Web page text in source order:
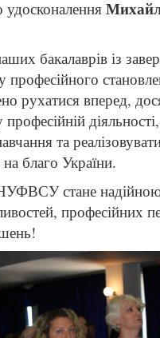
удосконалення
бакалаврів із
професійного
рухатися вперед,
діяльності,
та
благо України.
стане
професійних